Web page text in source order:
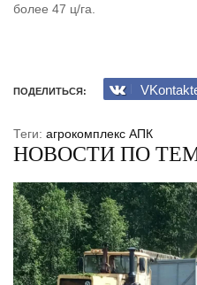
более 47 ц/га.
ПОДЕЛИТЬСЯ:
Теги: агрокомплекс АПК
НОВОСТИ ПО